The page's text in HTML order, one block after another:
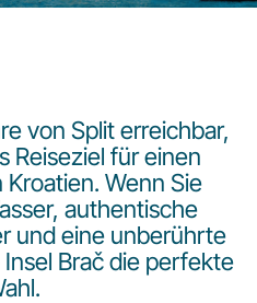
von Split erreichbar,
Reiseziel für einen
Wenn Sie
authentische
und eine unberührte
Brač die perfekte